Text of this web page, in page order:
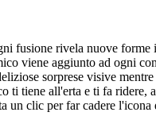
fusione rivela nuove forme
viene aggiunto ad ogni
sorprese visive
ti tiene all'erta e ti fa ridere,
un clic per far cadere